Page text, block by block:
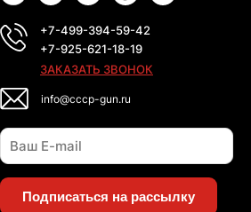
+7-499-394-59-42
+7-925-621-18-19
ЗАКАЗАТЬ ЗВОНОК
info@cccp-gun.ru
Подписаться на рассылку